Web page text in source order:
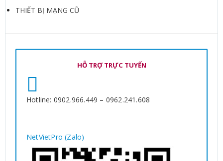
THIẾT BỊ MẠNG CŨ
HỖ TRỢ TRỰC TUYẾN
Hotline: 0902.966.449 – 0962.241.608
NetVietPro (Zalo)